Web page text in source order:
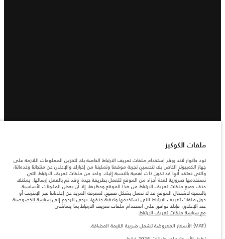
ملفات الكوكيز
تود جاكوار لاند روڤر استخدام ملفات تعريف الارتباط الخاصة بك لتخزين المعلومات اللازمة على
جهاز الكمبيوتر الخاص بك لتحسين تجربة موقعنا وتمكيننا من إخبارك والإعلان عن منتجاتنا وخدماتنا،
والتي نعتقد أنها قد تكون ذات أهمية بالنسبة إليك. واحد من ملفات تعريف الارتباط التي
نستخدمها ضرورية لعدة أجزاء من الموقع للعمل بطريقة جيدة، وقد تم بالفعل إرسالها. يمكنك
حذف جميع ملفات تعريف الارتباط من هذا الموقع وحظرها، إلا أن بعض المكونات الأساسية
بالنسبة لاشتغال الموقع قد لا تعمل بشكل صحيح. لمعرفة المزيد عن إعلاناتنا عبر الإنترنت أو
حول ملفات تعريف الارتباط التي نستخدمها وكيفية حذفها، يرجى الرجوع إلى سياسة الخصوصية.
عند الإغلاق، فإنك توافق على استخدام ملفات تعريف الارتباط بما يتماشى
مع سياسة ملفات تعريف الارتباط.
(VAT) الأسعار المعروضة تشمل ضريبة القيمة المضافة.